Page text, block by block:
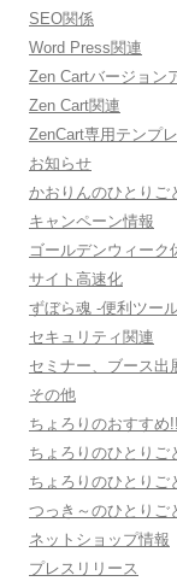
SEO関係
Word Press関連
Zen Cartバージョン
Zen Cart関連
ZenCart専用テンプ
お知らせ
かおりんのひとりご
キャンペーン情報
ゴールデンウィーク
サイト高速化
ずぼら魂 -便利ツー
セキュリティ関連
セミナー、ブース出
その他
ちょろりのおすすめ!!
ちょろりのひとりご
ちょろりのひとりご
つっき～のひとりご
ネットショップ情報
プレスリリース